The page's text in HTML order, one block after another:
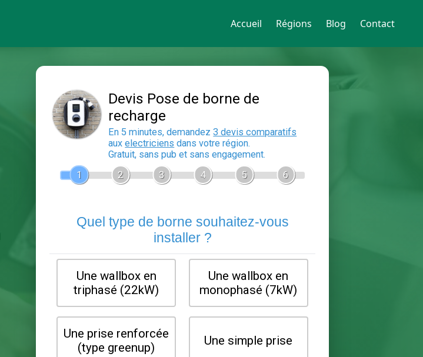
Accueil Régions Blog Contact
recharge
En 5 minutes, demandez
auxelectriciensdans votre région.
Gratuit, sans pub et sans engagement.
Quel type de borne souhaitez-
installer ?
Une wallbox en